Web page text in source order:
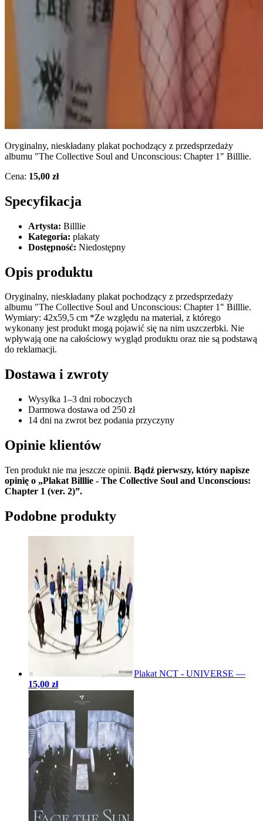
Oryginalny, nieskładany plakat pochodzący z przedsprzedaży
albumu "The Collective Soul and Unconscious: Chapter 1" Billlie.
Cena: 15,00 zł
Specyfikacja
Artysta: Billlie
Kategoria: plakaty
Dostępność: Niedostępny
Opis produktu
Oryginalny, nieskładany plakat pochodzący z przedsprzedaży
albumu "The Collective Soul and Unconscious: Chapter 1" Billlie.
Wymiary: 42x59,5 cm *Ze względu na materiał, z którego
wykonany jest produkt mogą pojawić się na nim uszczerbki. Nie
wpływają one na całościowy wygląd produktu oraz nie są podstawą
do reklamacji.
Dostawa i zwroty
Wysyłka 1–3 dni roboczych
Darmowa dostawa od 250 zł
14 dni na zwrot bez podania przyczyny
Opinie klientów
Ten produkt nie ma jeszcze opinii. Bądź pierwszy, który napisze
opinię o „Plakat Billlie - The Collective Soul and Unconscious:
Chapter 1 (ver. 2)”.
Podobne produkty
Plakat NCT - UNIVERSE —
15,00 zł